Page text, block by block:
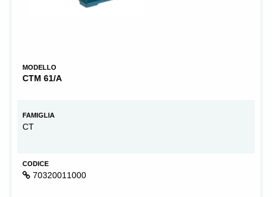
MODELLO
CTM 61/A
FAMIGLIA
CT
CODICE
70320011000